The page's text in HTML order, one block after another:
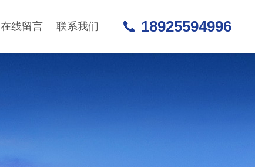
在线留言 联系我们 18925594996